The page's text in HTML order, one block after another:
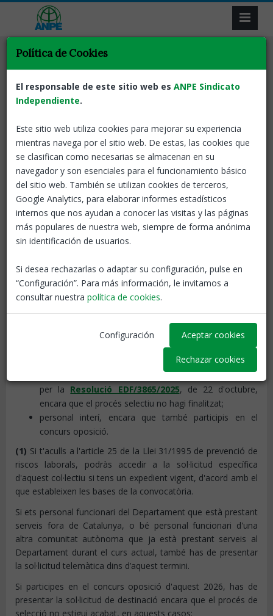
Adjudicacions
Provisionals: Presentació de
07 May, 2026 ANPE-Catalunya
Adjudicacions Provisionals: Presentació de sol·licituds
Personal del Departament d'Educació i Formació
Professional
Presenta la sol·licitud
formes part d'algun d'aquests col·lectius:
personal funcionari de carrera de qualsevol cos docent;
personal acollit a l'
personal que ha de ser destinat com a funcionari en
pràctiques, seleccionat en concursos oposició
personal que participa en el concurs oposició convocat
per la Resolució EDF/3865/2025, de 22 d'octubre,
encara que el procés selectiu no hagi finalitzat;
personal interí, encara que també participis en el
concurs oposició.
(1) Si t'aculls a l'article 25 de la Llei 31/1995 de prevenció de
riscos laborals, podràs accedir a la sol·licitud específica
d'aquest col·lectiu si tens un expedient vigent, d'acord amb el
que estableixen les bases de la convocatòria.
Si ets personal funcionari del Departament que està prestant
serveis fora de Catalunya, o bé personal funcionari d'una
altra comunitat autònoma que ja està prestant serveis al
Departament durant el curs actual, també has de presentar
la sol·licitud telemàtica dins d’aquest termini.
Si participes en el concurs oposició d'aquest 2026, has de
presentar la sol·licitud de destinació encara que el procés de
selecció no estigui acabat, en aquests casos:
Política de Cookies
El responsable de este sitio web es ANPE Sindicato
Independiente.
Este sitio web utiliza cookies para mejorar su experiencia
mientras navega por el sitio web. De estas, las cookies que
se clasifican como necesarias se almacenan en su
navegador y son esenciales para el funcionamiento básico
del sitio web. También se utilizan cookies de terceros,
Google Analytics, para elaborar informes estadísticos
internos que nos ayudan a conocer las visitas y las páginas
más populares de nuestra web, siempre de forma anónima
sin identificación de usuarios.
Si desea rechazarlas o adaptar su configuración, pulse en
“Configuración”. Para más información, le invitamos a
consultar nuestra política de cookies.
Configuración Aceptar cookies
Rechazar cookies